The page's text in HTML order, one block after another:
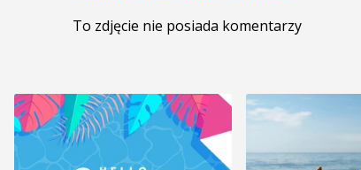
To zdjęcie nie posiada komentarzy